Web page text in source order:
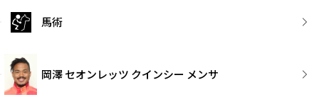
馬術
岡澤 セオンレッツ クインシー メンサ